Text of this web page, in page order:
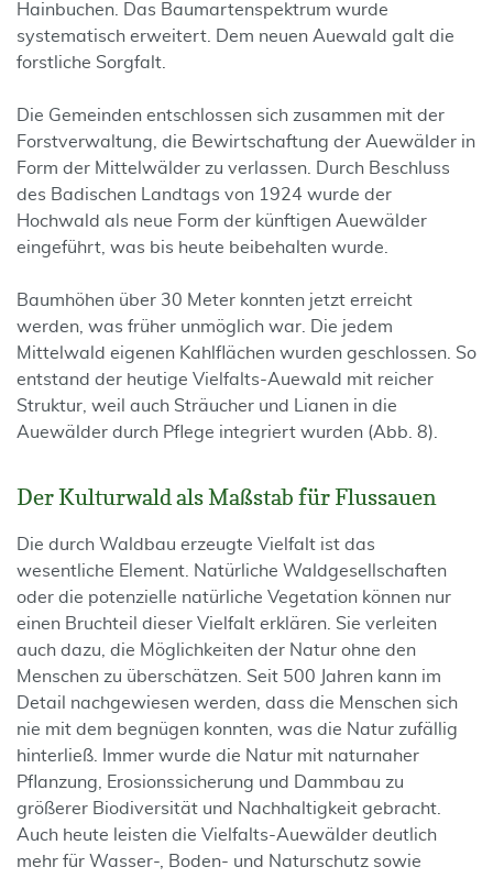
Hainbuchen. Das Baumartenspektrum wurde
systematisch erweitert. Dem neuen Auewald galt die
forstliche Sorgfalt.
Die Gemeinden entschlossen sich zusammen mit der
Forstverwaltung, die Bewirtschaftung der Auewälder in
Form der Mittelwälder zu verlassen. Durch Beschluss
des Badischen Landtags von 1924 wurde der
Hochwald als neue Form der künftigen Auewälder
eingeführt, was bis heute beibehalten wurde.
Baumhöhen über 30 Meter konnten jetzt erreicht
werden, was früher unmöglich war. Die jedem
Mittelwald eigenen Kahlflächen wurden geschlossen. So
entstand der heutige Vielfalts-Auewald mit reicher
Struktur, weil auch Sträucher und Lianen in die
Auewälder durch Pflege integriert wurden (Abb. 8).
Der Kulturwald als Maßstab für Flussauen
Die durch Waldbau erzeugte Vielfalt ist das
wesentliche Element. Natürliche Waldgesellschaften
oder die potenzielle natürliche Vegetation können nur
einen Bruchteil dieser Vielfalt erklären. Sie verleiten
auch dazu, die Möglichkeiten der Natur ohne den
Menschen zu überschätzen. Seit 500 Jahren kann im
Detail nachgewiesen werden, dass die Menschen sich
nie mit dem begnügen konnten, was die Natur zufällig
hinterließ. Immer wurde die Natur mit naturnaher
Pflanzung, Erosionssicherung und Dammbau zu
größerer Biodiversität und Nachhaltigkeit gebracht.
Auch heute leisten die Vielfalts-Auewälder deutlich
mehr für Wasser-, Boden- und Naturschutz sowie